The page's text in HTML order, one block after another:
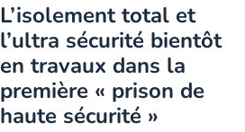
L’isolement total et
l’ultra sécurité bientôt
en travaux dans la
première « prison de
haute sécurité »